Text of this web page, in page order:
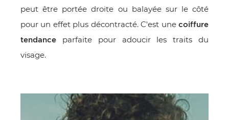
peut être portée droite ou balayée sur le côté
pour un effet plus décontracté. C'est une coiffure
tendance parfaite pour adoucir les traits du
visage.